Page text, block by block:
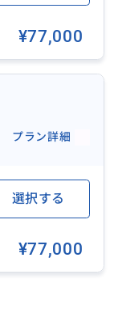
商品も好評で
ic010101
りツアー
ic010101250
¥77,000
プラン詳細
選択する
¥77,000